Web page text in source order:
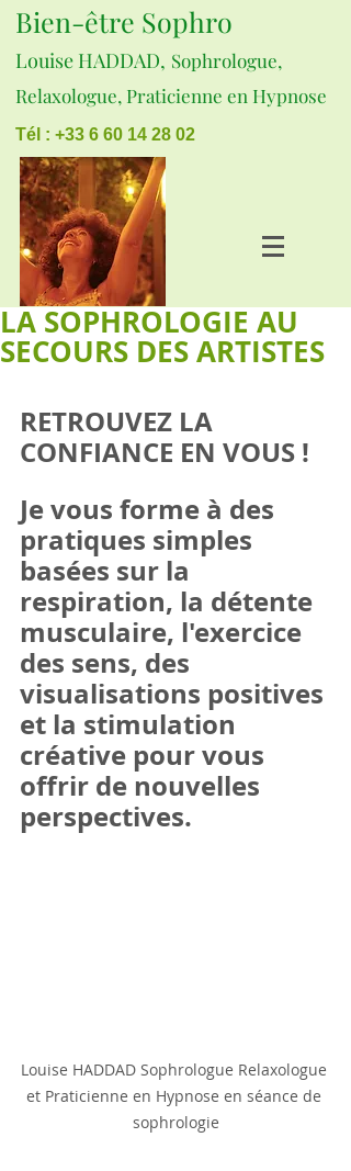
Bien-être Sophro
Louise HADDAD, Sophrologue,
Relaxologue, Praticienne en Hypnose
Tél : +33 6 60 14 28 02
LA SOPHROLOGIE AU
SECOURS DES ARTISTES
RETROUVEZ LA
CONFIANCE EN VOUS !
Je vous forme à des
pratiques simples
basées sur la
respiration, la détente
musculaire, l'exercice
des sens, des
visualisations positives
et la stimulation
créative pour vous
offrir de nouvelles
perspectives.
Louise HADDAD Sophrologue Relaxologue
et Praticienne en Hypnose en séance de
sophrologie